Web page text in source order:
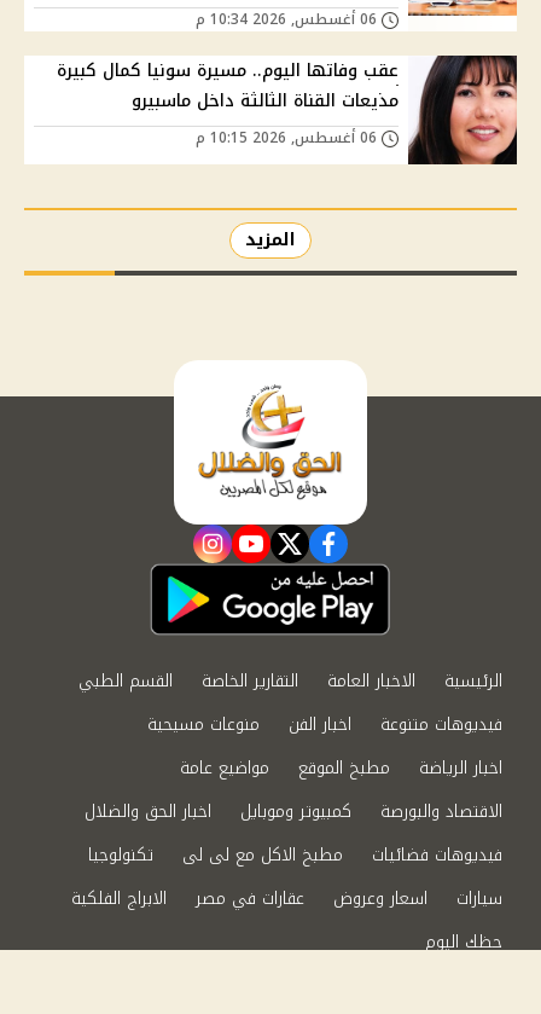
عقب وفاتها اليوم.. مسيرة سونيا كمال كبيرة
مذيعات القناة الثالثة داخل ماسبيرو
المزيد
facebook
twitter
youtube
instagram
الرئيسية الاخبار العامة التقارير الخاصة
القسم الطبي
فيديوهات متنوعة
اخبار الفن
منوعات مسيحية
اخبار الرياضة
مطبخ الموقع
مواضيع عامة
الاقتصاد والبورصة
كمبيوتر وموبايل
اخبار الحق والضلال
فيديوهات فضائيات
مطبخ الاكل مع لى لى
تكنولوجيا
سيارات
اسعار وعروض عقارات في مصر
الابراج الفلكية
حظك اليوم